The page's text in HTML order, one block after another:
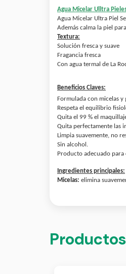
Agua Micelar Ulltra
Agua Micelar Ultra Piel
Además calma la piel
Textura:
Solución fresca y suave
Fragancia fresca
Con agua termal de La
Beneficios Claves:
Formulada con micelas y
Respeta el equilibrio
Quita el 99 % el
Quita perfectamente las
Limpia suavemente, no
Sin alcohol.
Producto adecuado
Ingredientes principales:
Micelas: elimina